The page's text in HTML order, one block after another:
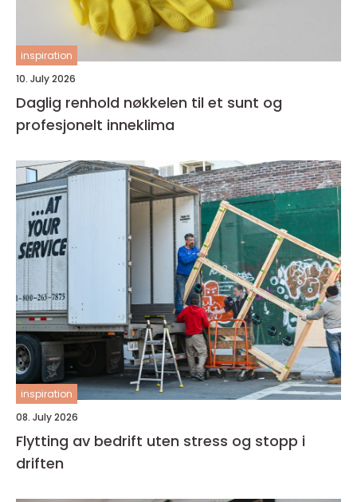
inspiration
10. July 2026
Daglig renhold nøkkelen til et sunt og
profesjonelt inneklima
inspiration
08. July 2026
Flytting av bedrift uten stress og stopp i
driften